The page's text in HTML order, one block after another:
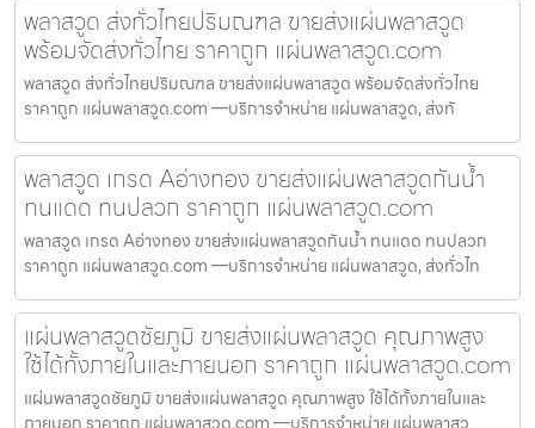
พลาสวูด ส่งทั่วไทยปริมณฑล ขายส่งแผ่นพลาสวูด
พร้อมจัดส่งทั่วไทย ราคาถูก แผ่นพลาสวูด.com
พลาสวูด ส่งทั่วไทยปริมณฑล ขายส่งแผ่นพลาสวูด พร้อมจัดส่งทั่วไทย
ราคาถูก แผ่นพลาสวูด.com —บริการจำหน่าย แผ่นพลาสวูด, ส่งทั
พลาสวูด เกรด Aอ่างทอง ขายส่งแผ่นพลาสวูดกันน้ำ
ทนแดด ทนปลวก ราคาถูก แผ่นพลาสวูด.com
พลาสวูด เกรด Aอ่างทอง ขายส่งแผ่นพลาสวูดกันน้ำ ทนแดด ทนปลวก
ราคาถูก แผ่นพลาสวูด.com —บริการจำหน่าย แผ่นพลาสวูด, ส่งทั่วไท
แผ่นพลาสวูดชัยภูมิ ขายส่งแผ่นพลาสวูด คุณภาพสูง
ใช้ได้ทั้งภายในและภายนอก ราคาถูก แผ่นพลาสวูด.com
แผ่นพลาสวูดชัยภูมิ ขายส่งแผ่นพลาสวูด คุณภาพสูง ใช้ได้ทั้งภายในและ